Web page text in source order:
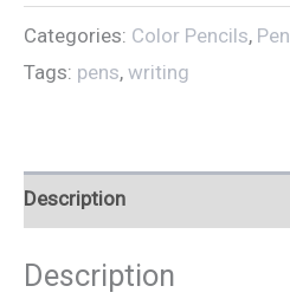
Categories: Color Pencils,
Tags: pens, writing
Description
Description